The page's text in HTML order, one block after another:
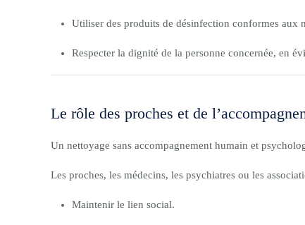
Utiliser des produits de désinfection conformes aux
Respecter la dignité de la personne concernée, en
Le rôle des proches et de
Un nettoyage sans accompagnement humain et
Les proches, les médecins, les psychiatres ou les
Maintenir le lien social.